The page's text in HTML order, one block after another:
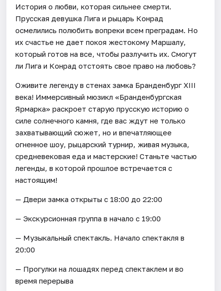
История о любви, которая сильнее смерти.
Прусская девушка Лига и рыцарь Конрад
осмелились полюбить вопреки всем преградам. Но
их счастье не дает покоя жестокому Маршалу,
который готов на все, чтобы разлучить их. Смогут
ли Лига и Конрад отстоять свое право на любовь?
Оживите легенду в стенах замка Бранденбург XIII
века! Иммерсивный мюзикл «Бранденбургская
Ярмарка» раскроет старую прусскую историю о
силе солнечного камня, где вас ждут не только
захватывающий сюжет, но и впечатляющее
огненное шоу, рыцарский турнир, живая музыка,
средневековая еда и мастерские! Станьте частью
легенды, в которой прошлое встречается с
настоящим!
— Двери замка открыты с 18:00 до 22:00
— Экскурсионная группа в начало с 19:00
— Музыкальный спектакль. Начало спектакля в
20:00
— Прогулки на лошадях перед спектаклем и во
время перерыва